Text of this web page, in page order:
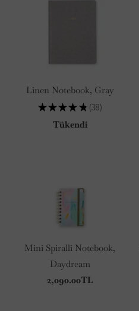
Linen Notebook, Gray
★ ★ ★ ★ ★ 38
38
Tükendi
Mini Spiralli Notebook,
Daydream
2,090.00TL